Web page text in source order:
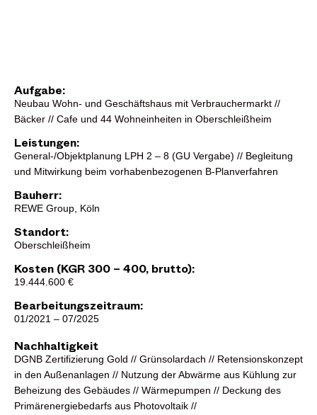
Aufgabe:
Neubau Wohn- und Geschäftshaus mit Verbrauchermarkt //
Bäcker // Cafe und 44 Wohneinheiten in Oberschleißheim
Leistungen:
General-/Objektplanung LPH 2 – 8 (GU Vergabe) // Begleitung
und Mitwirkung beim vorhabenbezogenen B-Planverfahren
Bauherr:
REWE Group, Köln
Standort:
Oberschleißheim
Kosten (KGR 300 – 400, brutto):
19.444.600 €
Bearbeitungszeitraum:
01/2021 – 07/2025
Nachhaltigkeit
DGNB Zertifizierung Gold // Grünsolardach // Retensionskonzept
in den Außenanlagen // Nutzung der Abwärme aus Kühlung zur
Beheizung des Gebäudes // Wärmepumpen // Deckung des
Primärenergiebedarfs aus Photovoltaik //